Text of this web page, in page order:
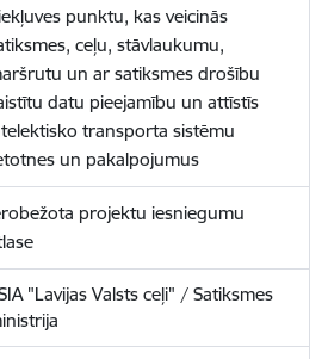
punktu, kas veicinās
ceļu, stāvlaukumu,
un ar satiksmes drošību
datu pieejamību un attīstīs
transporta sistēmu
un pakalpojumus
projektu iesniegumu
"Lavijas Valsts ceļi" / Satiksmes